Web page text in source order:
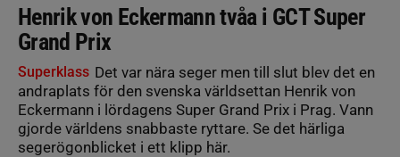
Henrik von Eckermann tvåa i GCT Super
Grand Prix
Superklass Det var nära seger men till slut blev det en
andraplats för den svenska världsettan Henrik von
Eckermann i lördagens Super Grand Prix i Prag. Vann
gjorde världens snabbaste ryttare. Se det härliga
segerögonblicket i ett klipp här.